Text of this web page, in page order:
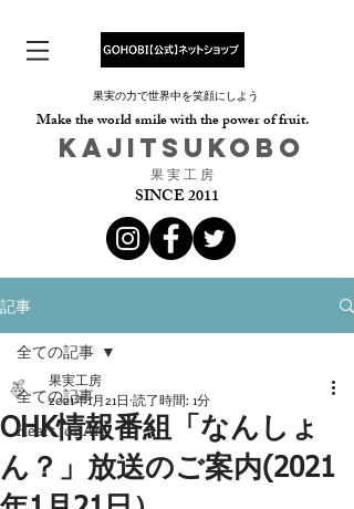
果実の力で世界中を笑顔にしよう
Make the world smile with the power of fruit.
​KAJITSUKOBO
​果 実 工 房
SINCE 2011
記事
全ての記事
Heart for Art
全ての記事
OHK情報番組「なんしょ
ん？」放送のご案内(2021
果実工房
2021年1月21日 読了時間: 1分